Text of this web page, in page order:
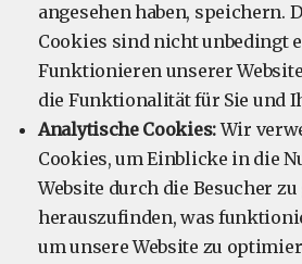
angesehen haben, speichern.
Cookies sind nicht unbedingt
Funktionieren unserer
die Funktionalität für Sie und
Analytische Cookies:Wir
Cookies, um Einblicke in die
Website durch die Besucher
herauszufinden, was
um unsere Website zu